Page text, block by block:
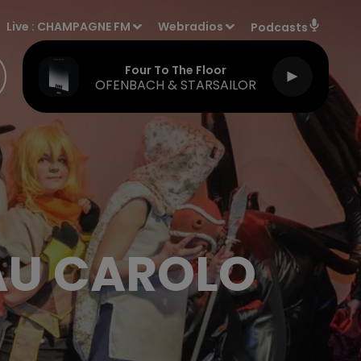
Live : CHAMPAGNE FM Webradios Podcasts
Four To The Floor
OFENBACH & STARSAILOR
CAROLO